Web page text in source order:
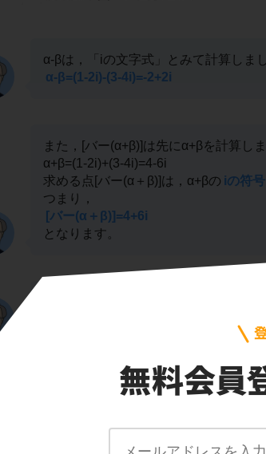
α-βは，「iの文字式」とみて計算しま
α-β=(1-2i)-(3-4i)=-2+2i
また，[バー(α+β)]は先にα+βを計算しま
α+β=(1-2i)+(3-4i)=4-6i
求める点[バー(α＋β)]は，α+βの iの符
つまり，
[バー(α＋β)]=4+6i
となります。